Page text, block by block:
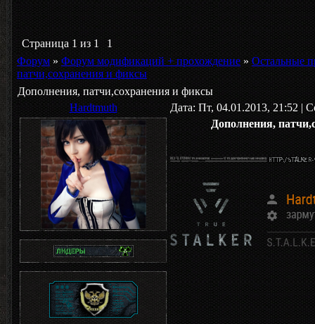
Страница 1 из 1
1
Форум » Форум модификаций + прохождение » Остальные
патчи,сохранения и фиксы
Дополнения, патчи,сохранения и фиксы
Hardtmuth
Дата: Пт, 04.01.2013, 21:52 |
Дополнения,